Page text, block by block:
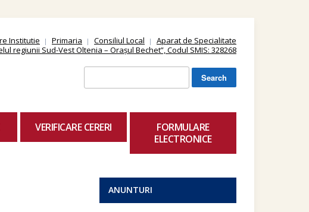
Institutie Primaria Consiliul Local
Aparat de Specialitate
regiunii Sud-Vest Oltenia – Orașul Bechet”, Codul SMIS: 328268
for:
VERIFICARE CERERI
FORMULARE
ELECTRONICE
ANUNTURI